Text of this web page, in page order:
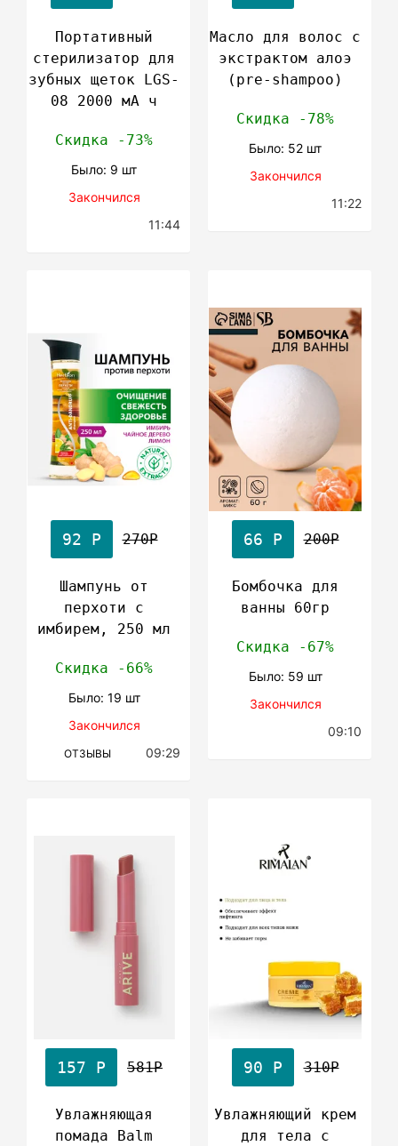
Портативный
стерилизатор для
зубных щеток LGS-
08 2000 мА ч
Скидка -73%
Было: 9 шт
Закончился
11:44
Масло для волос с
экстрактом алоэ
(pre-shampoo)
Скидка -78%
Было: 52 шт
Закончился
11:22
92 Р 270Р
Шампунь от
перхоти с
имбирем, 250 мл
Скидка -66%
Было: 19 шт
Закончился
ОТЗЫВЫ 09:29
66 Р 200Р
Бомбочка для
ванны 60гр
Скидка -67%
Было: 59 шт
Закончился
09:10
157 Р 581Р
Увлажняющая
помада Balm
90 Р 310Р
Увлажняющий крем
для тела с